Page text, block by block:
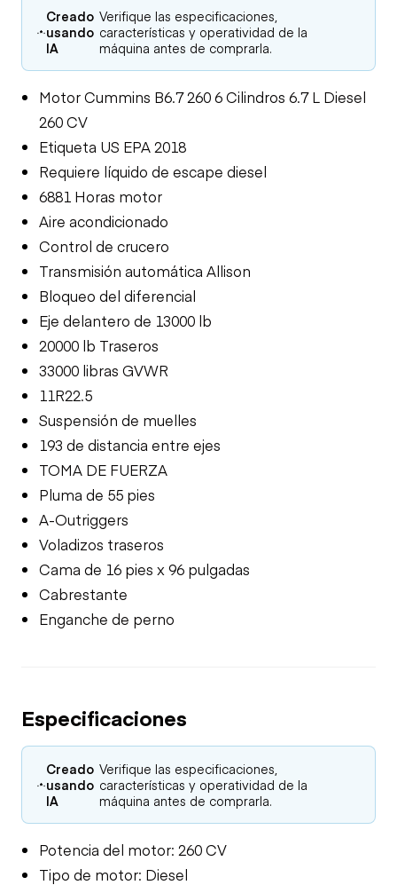
Creado
usando
IA
Verifique las especificaciones,
características y operatividad de la
máquina antes de comprarla.
Motor Cummins B6.7 260 6 Cilindros 6.7 L Diesel
260 CV
Etiqueta US EPA 2018
Requiere líquido de escape diesel
6881 Horas motor
Aire acondicionado
Control de crucero
Transmisión automática Allison
Bloqueo del diferencial
Eje delantero de 13000 lb
20000 lb Traseros
33000 libras GVWR
11R22.5
Suspensión de muelles
193 de distancia entre ejes
TOMA DE FUERZA
Pluma de 55 pies
A-Outriggers
Voladizos traseros
Cama de 16 pies x 96 pulgadas
Cabrestante
Enganche de perno
Especificaciones
Creado
usando
IA
Verifique las especificaciones,
características y operatividad de la
máquina antes de comprarla.
Potencia del motor: 260 CV
Tipo de motor: Diesel